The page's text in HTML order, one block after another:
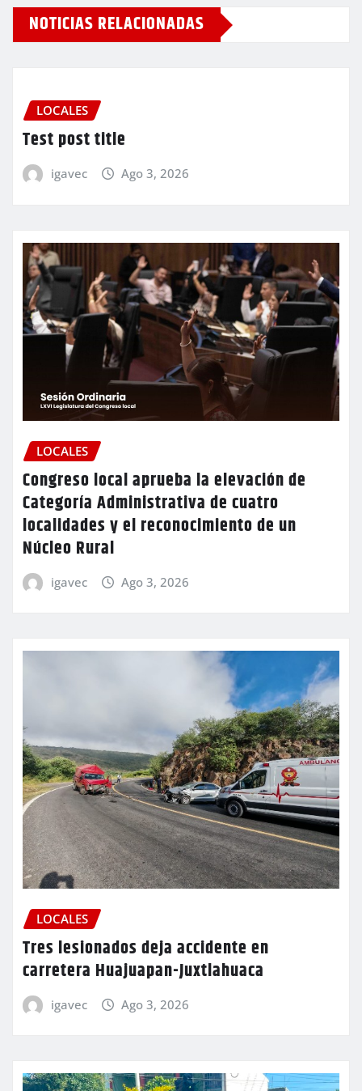
NOTICIAS RELACIONADAS
LOCALES
Test post title
igavec Ago 3, 2026
LOCALES
Congreso local aprueba la elevación de
Categoría Administrativa de cuatro
localidades y el reconocimiento de un
Núcleo Rural
igavec Ago 3, 2026
LOCALES
Tres lesionados deja accidente en
carretera Huajuapan-Juxtlahuaca
igavec Ago 3, 2026